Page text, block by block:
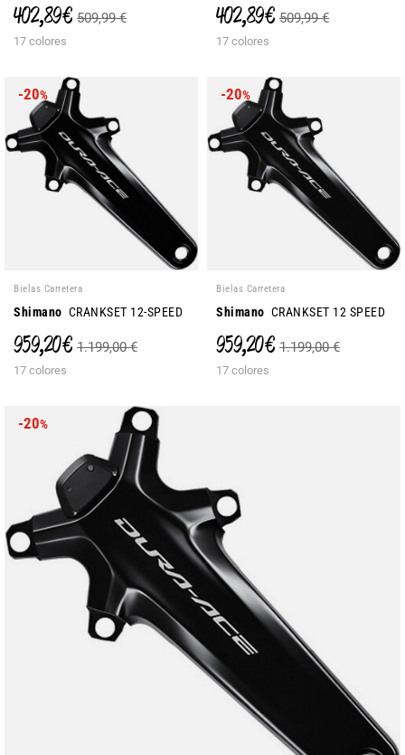
402,89 € 509,99 €
17 colores
402,89 € 509,99 €
17 colores
-20%
Bielas Carretera
Shimano CRANKSET 12-SPEED
959,20 € 1.199,00 €
17 colores
-20%
Bielas Carretera
Shimano CRANKSET 12 SPEED
959,20 € 1.199,00 €
17 colores
-20%